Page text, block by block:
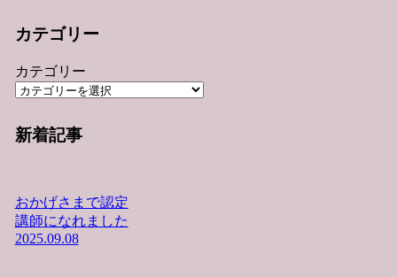
カテゴリー
カテゴリー
新着記事
おかげさまで認定
講師になれました
2025.09.08